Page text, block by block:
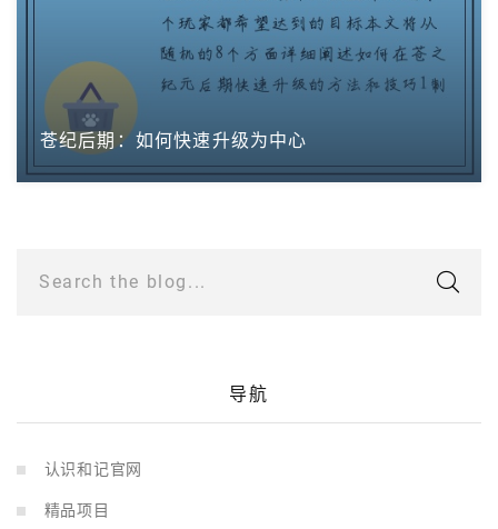
苍纪后期：如何快速升级为中心
Search the blog...
导航
认识和记官网
精品项目